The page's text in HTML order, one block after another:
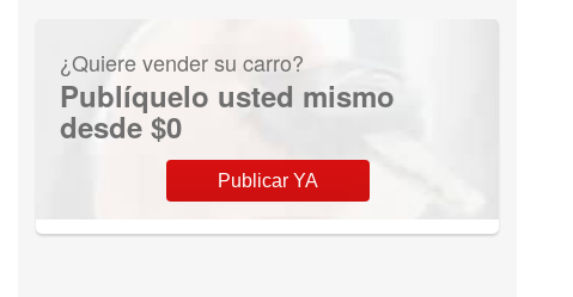
¿Quiere vender su carro?
Publíquelo usted mismo
desde $0
Publicar YA